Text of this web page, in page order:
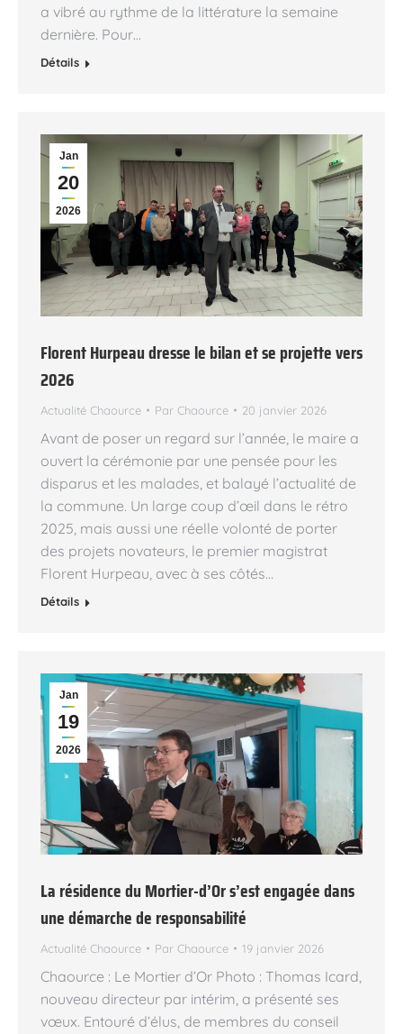
a vibré au rythme de la littérature la semaine
dernière. Pour…
Détails
Jan
20
2026
Florent Hurpeau dresse le bilan et se projette vers
2026
Actualité Chaource Par Chaource 20 janvier 2026
Avant de poser un regard sur l’année, le maire a
ouvert la cérémonie par une pensée pour les
disparus et les malades, et balayé l’actualité de
la commune. Un large coup d’œil dans le rétro
2025, mais aussi une réelle volonté de porter
des projets novateurs, le premier magistrat
Florent Hurpeau, avec à ses côtés…
Détails
Jan
19
2026
La résidence du Mortier-d’Or s’est engagée dans
une démarche de responsabilité
Actualité Chaource Par Chaource 19 janvier 2026
Chaource : Le Mortier d’Or Photo : Thomas Icard,
nouveau directeur par intérim, a présenté ses
vœux. Entouré d’élus, de membres du conseil